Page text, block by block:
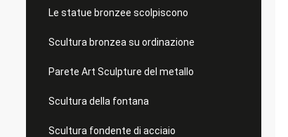
Le statue bronzee scolpiscono
Scultura bronzea su ordinazione
Parete Art Sculpture del metallo
Scultura della fontana
Scultura fondente di acciaio